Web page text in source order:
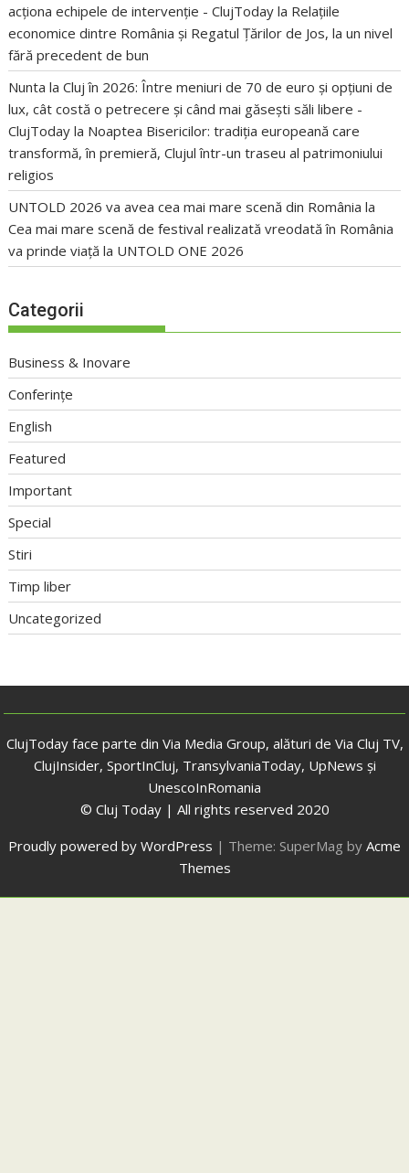
acționa echipele de intervenție - ClujToday la Relațiile
economice dintre România și Regatul Țărilor de Jos, la un nivel
fără precedent de bun
Nunta la Cluj în 2026: Între meniuri de 70 de euro și opțiuni de
lux, cât costă o petrecere și când mai găsești săli libere -
ClujToday la Noaptea Bisericilor: tradiția europeană care
transformă, în premieră, Clujul într-un traseu al patrimoniului
religios
UNTOLD 2026 va avea cea mai mare scenă din România la
Cea mai mare scenă de festival realizată vreodată în România
va prinde viață la UNTOLD ONE 2026
Categorii
Business & Inovare
Conferințe
English
Featured
Important
Special
Stiri
Timp liber
Uncategorized
ClujToday face parte din Via Media Group, alături de Via Cluj TV,
ClujInsider, SportInCluj, TransylvaniaToday, UpNews și
UnescoInRomania
© Cluj Today | All rights reserved 2020
Proudly powered by WordPress | Theme: SuperMag by Acme
Themes